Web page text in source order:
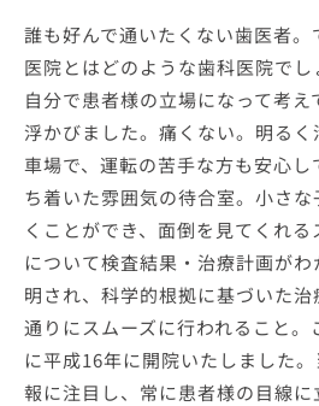
誰も好んで通いたくない歯医者
医院とはどのような歯科医院でし
自分で患者様の立場になって考
浮かびました。痛くない。明る
車場で、運転の苦手な方も安心
ち着いた雰囲気の待合室。小さ
くことができ、面倒を見てくれ
について検査結果・治療計画が
明され、科学的根拠に基づいた
通りにスムーズに行われること。
に平成16年に開院いたしました
報に注目し、常に患者様の目線